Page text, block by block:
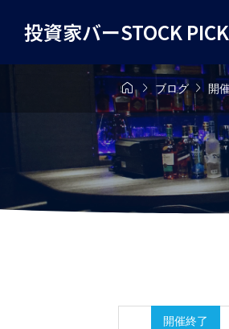
投資家バーSTOCK
 ブログ 開
開催終了